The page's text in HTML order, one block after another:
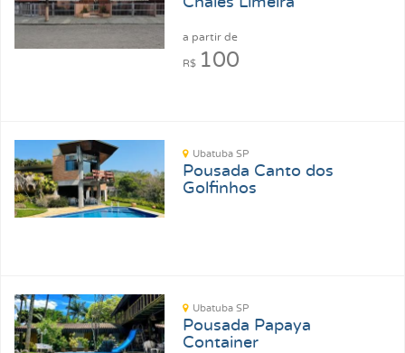
a partir de
R$ 100
Ubatuba SP
Pousada Canto dos
Golfinhos
Ubatuba SP
Pousada Papaya
Container